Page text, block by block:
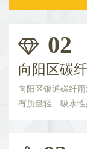
02
向阳区碳
向阳区银通碳纤
有质量轻、吸水性